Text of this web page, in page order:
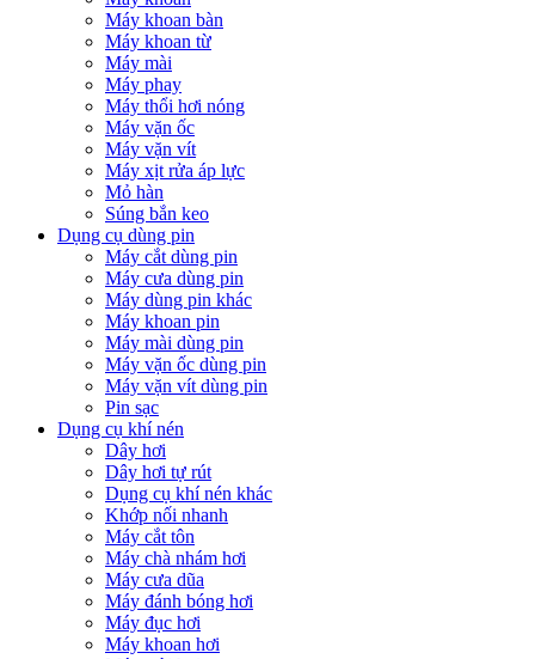
Máy khoan bàn
Máy khoan từ
Máy mài
Máy phay
Máy thổi hơi nóng
Máy vặn ốc
Máy vặn vít
Máy xịt rửa áp lực
Mỏ hàn
Súng bắn keo
Dụng cụ dùng pin
Máy cắt dùng pin
Máy cưa dùng pin
Máy dùng pin khác
Máy khoan pin
Máy mài dùng pin
Máy vặn ốc dùng pin
Máy vặn vít dùng pin
Pin sạc
Dụng cụ khí nén
Dây hơi
Dây hơi tự rút
Dụng cụ khí nén khác
Khớp nối nhanh
Máy cắt tôn
Máy chà nhám hơi
Máy cưa dũa
Máy đánh bóng hơi
Máy đục hơi
Máy khoan hơi